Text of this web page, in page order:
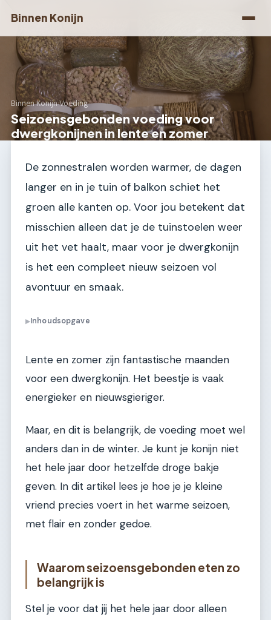
Binnen Konijn
Binnen Konijn›Voeding
Seizoensgebonden voeding voor
dwergkonijnen in lente en zomer
De zonnestralen worden warmer, de dagen
langer en in je tuin of balkon schiet het
groen alle kanten op. Voor jou betekent dat
misschien alleen dat je de tuinstoelen weer
uit het vet haalt, maar voor je dwergkonijn
is het een compleet nieuw seizoen vol
avontuur en smaak.
▶Inhoudsopgave
Lente en zomer zijn fantastische maanden
voor een dwergkonijn. Het beestje is vaak
energieker en nieuwsgieriger.
Maar, en dit is belangrijk, de voeding moet wel
anders dan in de winter. Je kunt je konijn niet
het hele jaar door hetzelfde droge bakje
geven. In dit artikel lees je hoe je je kleine
vriend precies voert in het warme seizoen,
met flair en zonder gedoe.
Waarom seizoensgebonden eten zo
belangrijk is
Stel je voor dat jij het hele jaar door alleen